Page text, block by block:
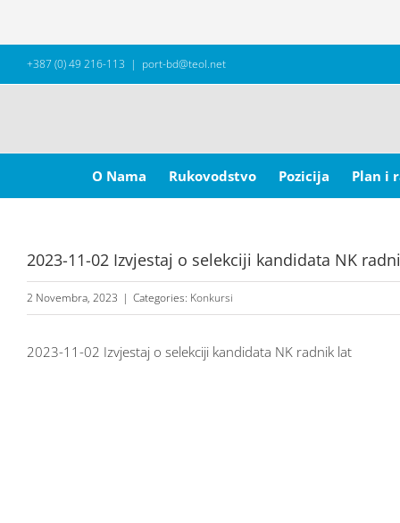
+387 (0) 49 216-113 | port-bd@teol.net
for:
O Nama
Rukovodstvo Pozicija Plan i
2023-11-02 Izvjestaj o selekciji kandidata NK
2 Novembra, 2023 | Categories: Konkursi
2023-11-02 Izvjestaj o selekciji kandidata NK radnik lat